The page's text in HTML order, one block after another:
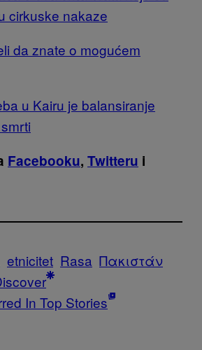
cirkuske nakaze
da znate o mogućem
u Kairu je balansiranje
Facebooku, Twitteru i
etnicitet Rasa Πακιστάν
In Top Stories